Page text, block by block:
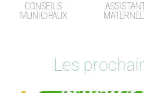
CONSEILS
MUNICIPAUX
Les